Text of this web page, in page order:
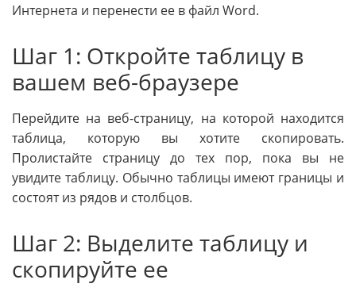
Интернета и перенести ее в файл Word.
Шаг 1: Откройте таблицу в
вашем веб-браузере
Перейдите на веб-страницу, на которой находится
таблица, которую вы хотите скопировать.
Пролистайте страницу до тех пор, пока вы не
увидите таблицу. Обычно таблицы имеют границы и
состоят из рядов и столбцов.
Шаг 2: Выделите таблицу и
скопируйте ее